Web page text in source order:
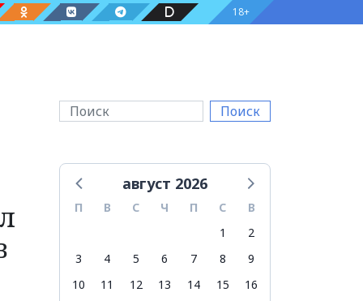
18+
Поиск
август 2026
П В С Ч П С
В
1
2
3
4 5 6 7 8
9
10
11 12 13 14 15
16